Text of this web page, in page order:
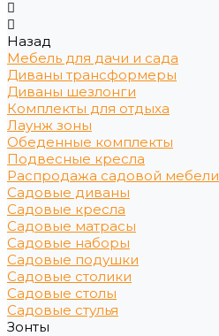
Назад
Мебель для дачи и сада
Диваны трансформеры
Диваны шезлонги
Комплекты для отдыха
Лаунж зоны
Обеденные комплекты
Подвесные кресла
Распродажа садовой мебели
Садовые диваны
Садовые кресла
Садовые матрасы
Садовые наборы
Садовые подушки
Садовые столики
Садовые столы
Садовые стулья
Зонты